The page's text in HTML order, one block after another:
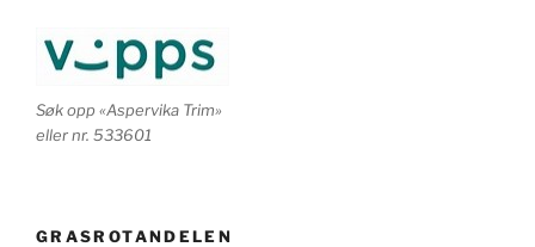
Søk opp «Aspervika Trim»
eller nr. 533601
GRASROTANDELEN